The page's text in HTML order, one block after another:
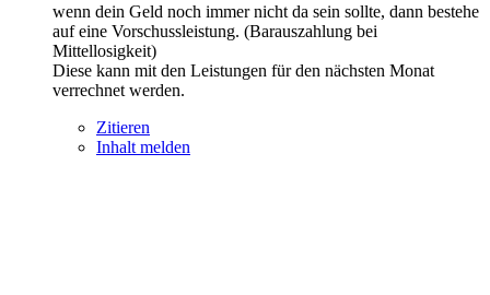
wenn dein Geld noch immer nicht da sein sollte, dann bestehe
auf eine Vorschussleistung. (Barauszahlung bei
Mittellosigkeit)
Diese kann mit den Leistungen für den nächsten Monat
verrechnet werden.
Zitieren
Inhalt melden